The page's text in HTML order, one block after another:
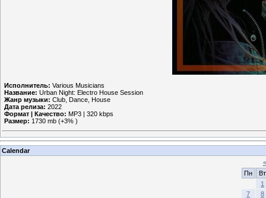
Исполнитель: Various Musicians
Название: Urban Night: Electro House Session
Жанр музыки: Club, Dance, House
Дата релиза: 2022
Формат | Качество: MP3 | 320 kbps
Размер: 1730 mb (+3% )
Calendar
«
Пн
Вт
1
7
8